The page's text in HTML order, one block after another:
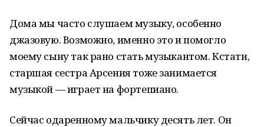
Дома мы часто слушаем музыку, особенно
джазовую. Возможно, именно это и помогло
моему сыну так рано стать музыкантом. Кстати,
старшая сестра Арсения тоже занимается
музыкой — играет на фортепиано.
Сейчас одаренному мальчику десять лет. Он